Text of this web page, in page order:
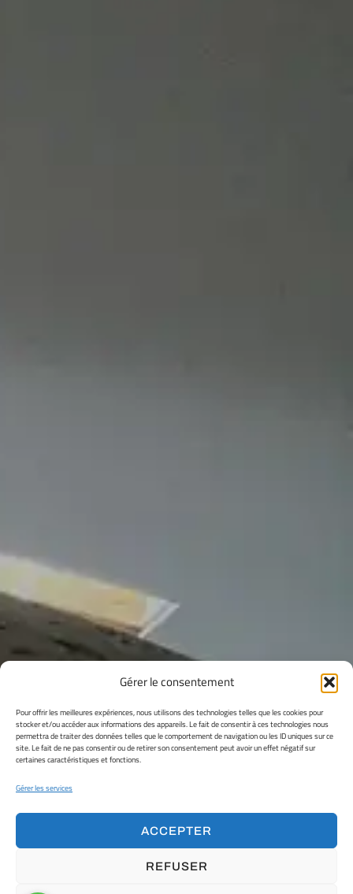
Gérer le consentement
Pour offrir les meilleures expériences, nous utilisons des technologies telles que les cookies pour
stocker et/ou accéder aux informations des appareils. Le fait de consentir à ces technologies nous
permettra de traiter des données telles que le comportement de navigation ou les ID uniques sur ce
site. Le fait de ne pas consentir ou de retirer son consentement peut avoir un effet négatif sur
certaines caractéristiques et fonctions.
Gérer les services
ACCEPTER
REFUSER
Prêt pour
u v lecuisine
unno
?